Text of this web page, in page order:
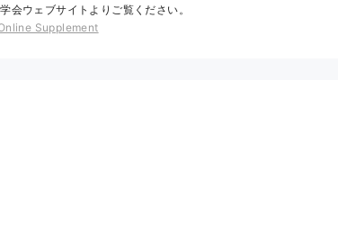
ウェブサイトよりご覧ください。
Supplement